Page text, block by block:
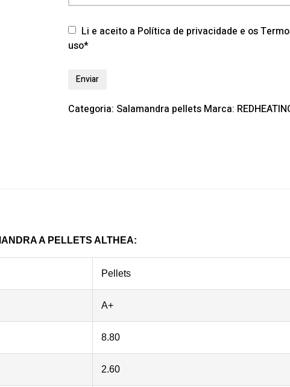
Li e aceito a Política de privacidade e os
uso*
Categoria: Salamandra pellets Marca:
A PELLETS ALTHEA:
Pellets
A+
8.80
2.60